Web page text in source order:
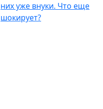
них уже внуки. Что еще
шокирует?